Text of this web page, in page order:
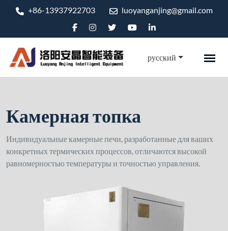
+86-13937922703 luoyanganjing@gmail.com
русский
Камерная топка
Индивидуальные камерные печи, разработанные для ваших
конкретных термических процессов, отличаются высокой
равномерностью температуры и точностью управления.